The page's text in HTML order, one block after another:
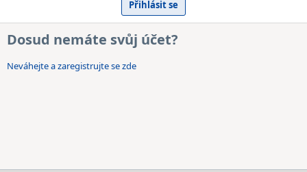
Dosud nemáte svůj účet?
Neváhejte a zaregistrujte se zde